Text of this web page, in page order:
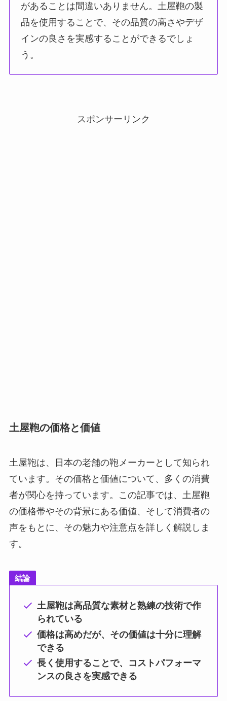
があることは間違いありません。土屋鞄の製
品を使用することで、その品質の高さやデザ
インの良さを実感することができるでしょ
う。
スポンサーリンク
土屋鞄の価格と価値
土屋鞄は、日本の老舗の鞄メーカーとして知られ
ています。その価格と価値について、多くの消費
者が関心を持っています。この記事では、土屋鞄
の価格帯やその背景にある価値、そして消費者の
声をもとに、その魅力や注意点を詳しく解説しま
す。
結論
土屋鞄は高品質な素材と熟練の技術で作
られている
価格は高めだが、その価値は十分に理解
できる
長く使用することで、コストパフォーマ
ンスの良さを実感できる